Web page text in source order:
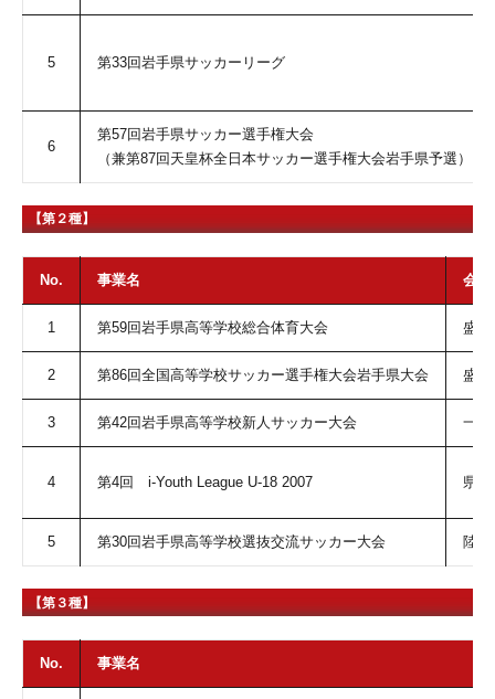
5 第33回岩手県サッカーリーグ
6
第57回岩手県サッカー選手権大会
（兼第87回天皇杯全日本サッカー選手権大会岩手県予選）
【第２種】
No. 事業名 会場
1 第59回岩手県高等学校総合体育大会 盛
2 第86回全国高等学校サッカー選手権大会岩手県大会 盛
3 第42回岩手県高等学校新人サッカー大会 一
4 第4回 i-Youth League U-18 2007 県
5 第30回岩手県高等学校選抜交流サッカー大会 陸
【第３種】
No. 事業名